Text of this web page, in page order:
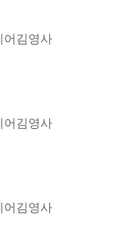
어김영사
어김영사
어김영사